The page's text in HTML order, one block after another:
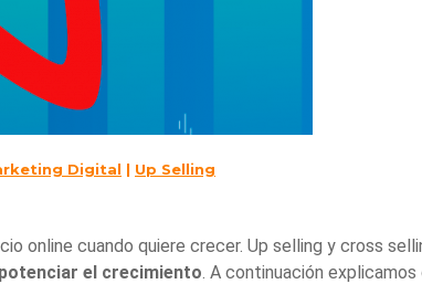
Digital | Up Selling
online cuando quiere crecer. Up selling y cross
potenciar el crecimiento . A continuación explicamos